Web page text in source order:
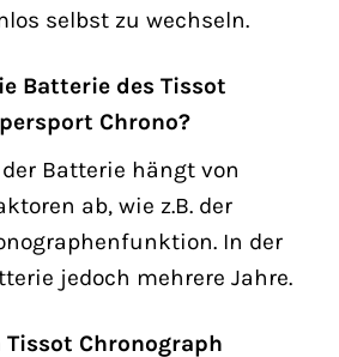
selbst zu wechseln.
Batterie des Tissot
Chrono?
Batterie hängt von
ab, wie z.B. der
In der
jedoch mehrere Jahre.
Chronograph